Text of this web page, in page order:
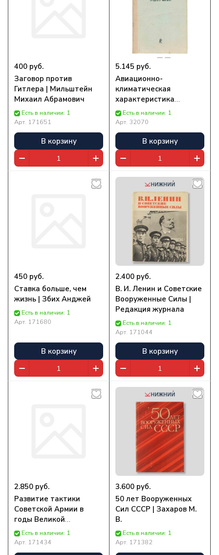
400 руб.
Заговор против
Гитлера | Мильштейн
Михаил Абрамович
Есть в наличии: 1
Арт. 171651
В корзину
5.145 руб.
Авиационно-
климатическая
характеристика
Среднего Востока | Нет
автора
Есть в наличии: 1
Арт. 32070
В корзину
450 руб.
Ставка больше, чем
жизнь | Збих Анджей
Есть в наличии: 1
Арт. 171680
В корзину
2.400 руб.
В. И. Ленин и Советские
Вооруженные Силы |
Редакция журнала
Есть в наличии: 1
Арт. 171044
В корзину
2.850 руб.
Развитие тактики
Советской Армии в
годы Великой
Отечественной войны
(1941-1945 гг.) |
Коллектив авторов
Есть в наличии: 1
Арт. 171434
3.600 руб.
50 лет Вооруженных
Сил СССР | Захаров М.
В.
Есть в наличии: 1
Арт. 171382